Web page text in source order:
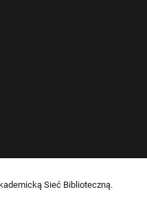
Sieć Biblioteczną.